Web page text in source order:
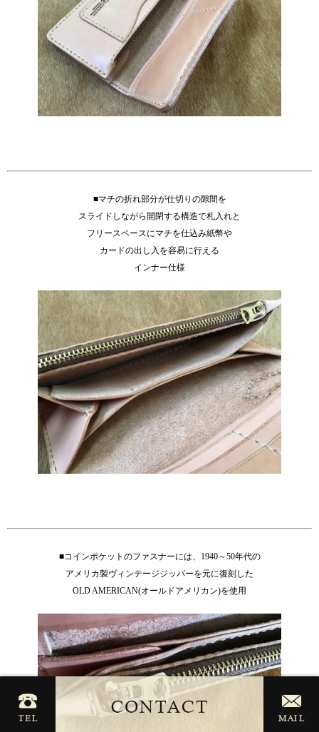
■マチの折れ部分が仕切りの隙間を
スライドしながら開閉する構造で札入れと
フリースペースにマチを仕込み紙幣や
カードの出し入を容易に行える
インナー仕様
■コインポケットのファスナーには、1940～50年代の
アメリカ製ヴィンテージジッパーを元に復刻した
OLD AMERICAN(オールドアメリカン)を使用